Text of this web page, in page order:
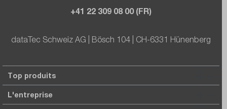
+41 22 309 08 00 (FR)
dataTec Schweiz AG | Bösch 104 | CH-6331 Hünenberg
Top produits
L'entreprise